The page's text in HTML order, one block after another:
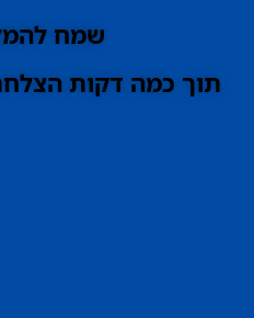
שמח
תוך כמה דקות